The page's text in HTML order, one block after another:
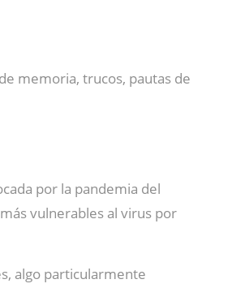
memoria, trucos, pautas de
por la pandemia del
vulnerables al virus por
algo particularmente